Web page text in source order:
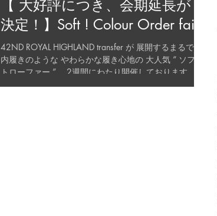
【 大好評につき、会期延長が
決定！】Soft ! Colour Order fair
42ND ROYAL HIGHLAND transfer が 展開するまるで室
内履きのような やわらかな履き心地の 大人気 “ ソフ
トローファー ”。 2週間にわたり開催しております
Soft ! Colour Order fair では、 多くの皆さまからオー